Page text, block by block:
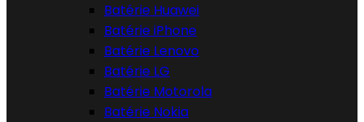
Batérie Huawei
Batérie iPhone
Batérie Lenovo
Batérie LG
Batérie Motorola
Batérie Nokia